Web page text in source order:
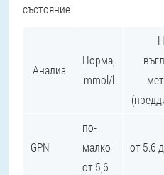
състояние
Анализ
Норма,
mmol/l
GPN
по-
малко
от 5,6
от 5.6